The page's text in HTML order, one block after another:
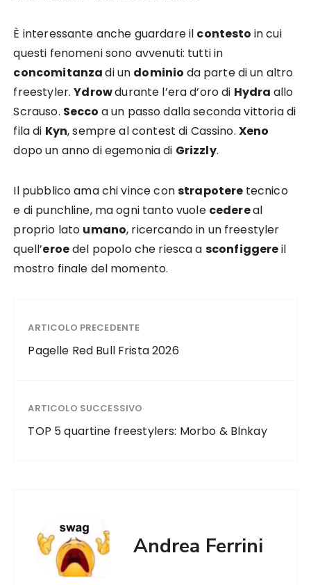
È interessante anche guardare il contesto in cui
questi fenomeni sono avvenuti: tutti in
concomitanzadi un dominio da parte di un altro
freestyler.Ydrowdurante l’era d’oro di Hydra allo
Scrauso. Secco a un passo dalla seconda vittoria di
fila di Kyn, sempre al contest di Cassino. Xeno
dopo un anno di egemonia di Grizzly.
Il pubblico ama chi vince constrapotere tecnico
e di punchline, ma ogni tanto vuole cedereal
proprio lato umano, ricercando in un freestyler
quell’eroedel popolo che riesca a sconfiggereil
mostro finale del momento.
ARTICOLO PRECEDENTE
Pagelle Red Bull Frista 2026
ARTICOLO SUCCESSIVO
TOP 5 quartine freestylers: Morbo & Blnkay
Andrea Ferrini